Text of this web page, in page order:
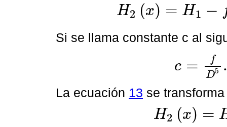
H2 (x) = H1 −
H2x =H 1- fxD 5. 2g.16Q2π2 m
Si se llama constante c al
c =
f
D5 .
c= D5.1 g.16Q 2
La ecuación 13 se
H2 (x) =
H2x =H 1- cx; m